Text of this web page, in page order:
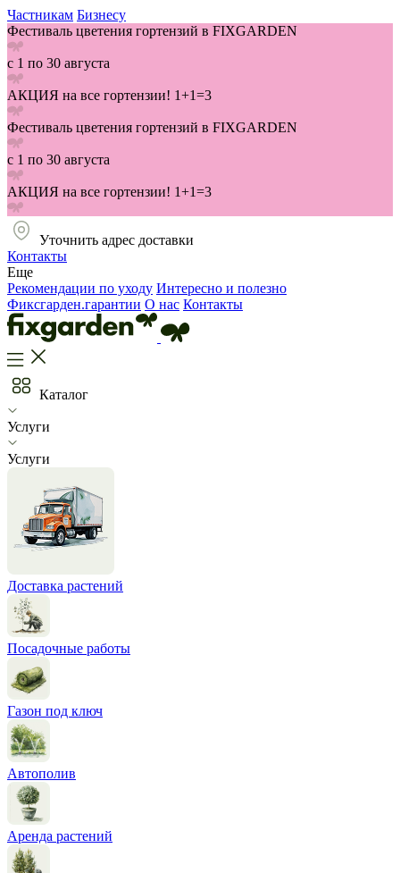
Частникам Бизнесу
Фестиваль цветения гортензий в FIXGARDEN
с 1 по 30 августа
АКЦИЯ на все гортензии! 1+1=3
Фестиваль цветения гортензий в FIXGARDEN
с 1 по 30 августа
АКЦИЯ на все гортензии! 1+1=3
Уточнить адрес доставки
Контакты
Еще
Рекомендации по уходу Интересно и полезно
Фиксгарден.гарантии О нас Контакты
Каталог
Услуги
Услуги
Доставка растений
Посадочные работы
Газон под ключ
Автополив
Аренда растений